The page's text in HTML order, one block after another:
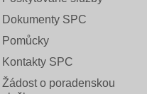
Dokumenty SPC
Pomůcky
Kontakty SPC
Žádost o poradenskou